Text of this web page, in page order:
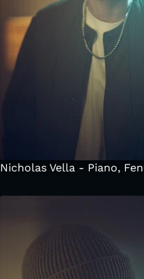
Nicholas Vella - Piano,